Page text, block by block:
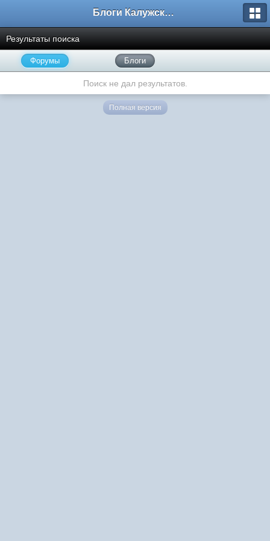
Блоги Калужского перекрестка
Результаты поиска
Форумы Блоги
Поиск не дал результатов.
Полная версия